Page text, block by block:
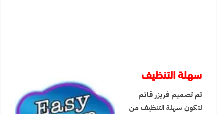
سهلة التنظيف
تم تصميم فريزر قائم
لتكون سهلة التنظيف من